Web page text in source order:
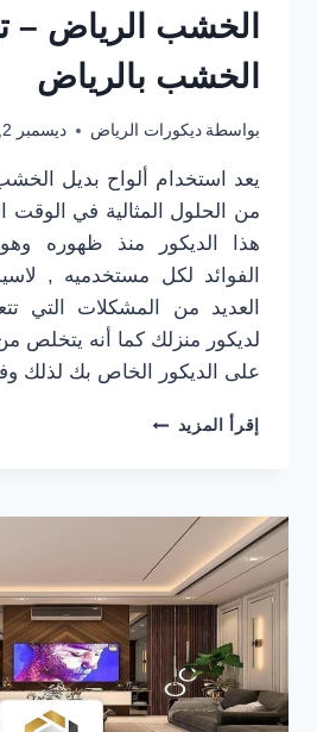
الخشب الرياض –
الخشب بالرياض
بواسطة ديكورات الرياض ديسمبر 2, 2022
يعد استخدام ألواح بديل
من الحلول المثالية في الوقت
هذا الديكور منذ ظهوره
الفوائد لكل مستخدميه ,
العديد من المشكلات التي
لديكور منزلك كما أنه يتخلص
على الديكور الخاص بك لذلك
إقرأ المزيد معلم
0501916701
–
رفوف
بديل
الخشب
الرياض
–
تركيب
بديل